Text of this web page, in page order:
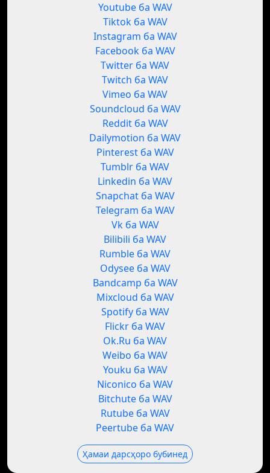
Youtube ба WAV
Tiktok ба WAV
Instagram ба WAV
Facebook ба WAV
Twitter ба WAV
Twitch ба WAV
Vimeo ба WAV
Soundcloud ба WAV
Reddit ба WAV
Dailymotion ба WAV
Pinterest ба WAV
Tumblr ба WAV
Linkedin ба WAV
Snapchat ба WAV
Telegram ба WAV
Vk ба WAV
Bilibili ба WAV
Rumble ба WAV
Odysee ба WAV
Bandcamp ба WAV
Mixcloud ба WAV
Spotify ба WAV
Flickr ба WAV
Ok.Ru ба WAV
Weibo ба WAV
Youku ба WAV
Niconico ба WAV
Bitchute ба WAV
Rutube ба WAV
Peertube ба WAV
Ҳамаи дарсҳоро бубинед